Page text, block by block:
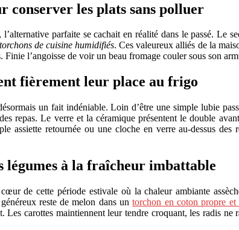
conserver les plats sans polluer
parfaite se cachait en réalité dans le passé. Le
de cuisine humidifiés. Ces valeureux alliés de la
l’angoisse de voir un beau fromage couler sous son
fièrement leur place au frigo
un fait indéniable. Loin d’être une simple lubie
repas. Le verre et la céramique présentent le double
assiette retournée ou une cloche en verre au-dessus des
à la fraîcheur imbattable
de cette période estivale où la chaleur ambiante
reste de melon dans untorchon en coton propre et
carottes maintiennent leur tendre croquant, les radis